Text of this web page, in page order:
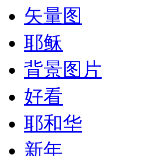
矢量图
耶稣
背景图片
好看
耶和华
新年